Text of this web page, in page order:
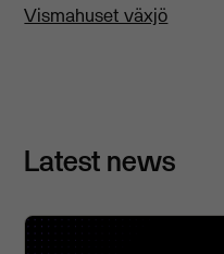
Vismahuset växjö
Latest news